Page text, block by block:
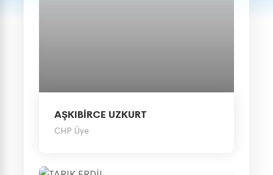
AŞKIBİRCE UZKURT
CHP Üye